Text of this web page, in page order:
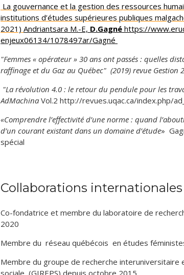
La gouvernance et la gestion des ressources
institutions d’études supérieures publiques
2021) Andriantsara M.-E, D.Gagné https://
enjeux06134/1078497ar/Gagné
"Femmes « opérateur » 30 ans ont passés : quelles
raffinage et du Gaz au Québec" (2019) revue
"La révolution 4.0 : le retour du pendule pour les
AdMachina Vol.2 http://revues.uqac.ca/index.php/
«Comprendre l’effectivité d’une norme : quand
d’un courant existant dans un domaine d’étude»
spécial
numéro spécial revue Relations industrielles /
questionnements concernant les clauses « orphelin»»
Gagné et Dupuis, 20 No1, publication hiver/
«Le mouvement syndical québécois face à la
10 no 2, p.23-42.
Collaborations
Co-fondatrice et membre du laboratoire de
2020
Membre du réseau québécois en études
Membre du groupe de recherche
sociale (GIREPS) depuis octobre 2015